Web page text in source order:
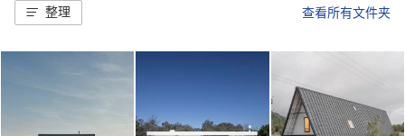
整理 查看所有文件夹